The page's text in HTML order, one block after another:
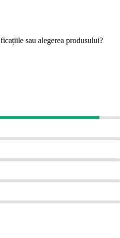
sau alegerea produsului?